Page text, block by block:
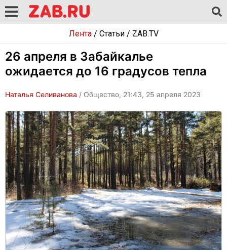
Лента/ Статьи/ ZAB.TV
26 апреля в Забайкалье
ожидается до 16 градусов тепла
Наталья Селиванова / Общество, 21:43, 25 апреля 2023